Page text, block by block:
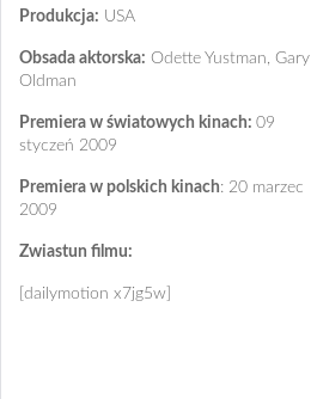
Produkcja: USA
Obsada aktorska: Odette Yustman, Gary
Oldman
Premiera w światowych kinach: 09
styczeń 2009
Premiera w polskich kinach: 20 marzec
2009
Zwiastun filmu:
[dailymotion x7jg5w]